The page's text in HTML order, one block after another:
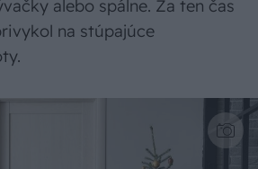
alebo spálne. Za ten čas
na stúpajúce